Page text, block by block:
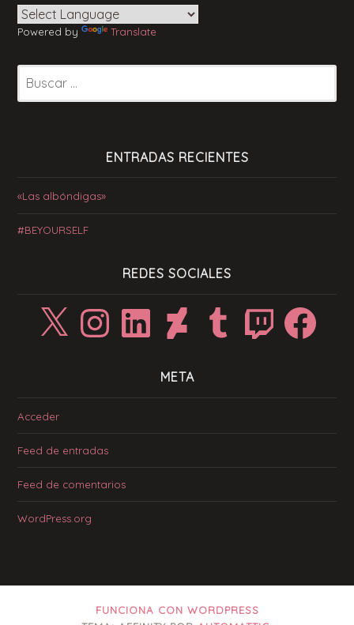
Powered by Translate
ENTRADAS RECIENTES
«Las albóndigas»
#BEYOURSELF
REDES SOCIALES
InstagramLinkedIn DeviantArtTumblr Twitch Facebook
META
Acceder
Feed de entradas
Feed de comentarios
WordPress.org
FUNCIONA CON WORDPRESS